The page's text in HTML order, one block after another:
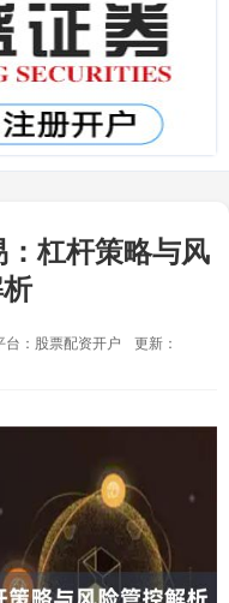
杠杆策略与风
台：股票配资开户
更新：